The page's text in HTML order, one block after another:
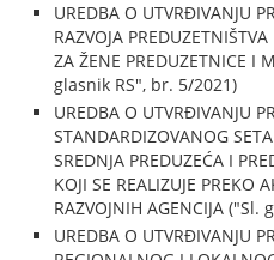
UREDBA O UTVRĐIVANJU
RAZVOJA
ZA ŽENE PREDUZETNICE I
glasnik RS", br. 5/2021)
UREDBA O UTVRĐIVANJU
STANDARDIZOVANOG
SREDNJA PREDUZEĆA I
KOJI SE REALIZUJE PREKO
RAZVOJNIH AGENCIJA
UREDBA O UTVRĐIVANJU